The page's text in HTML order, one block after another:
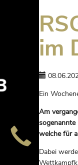
im
Ein
Am
sogenannte
welche für
Dabei